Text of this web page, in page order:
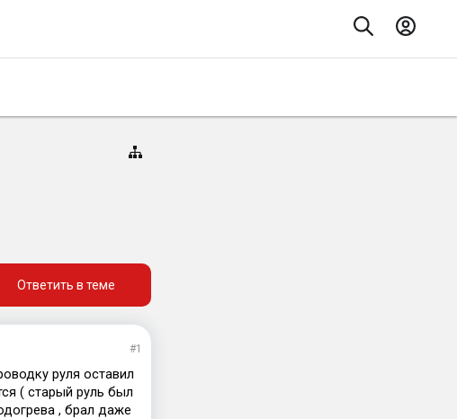
Ответить в теме
#1
руля оставил
( старый руль был
, брал даже